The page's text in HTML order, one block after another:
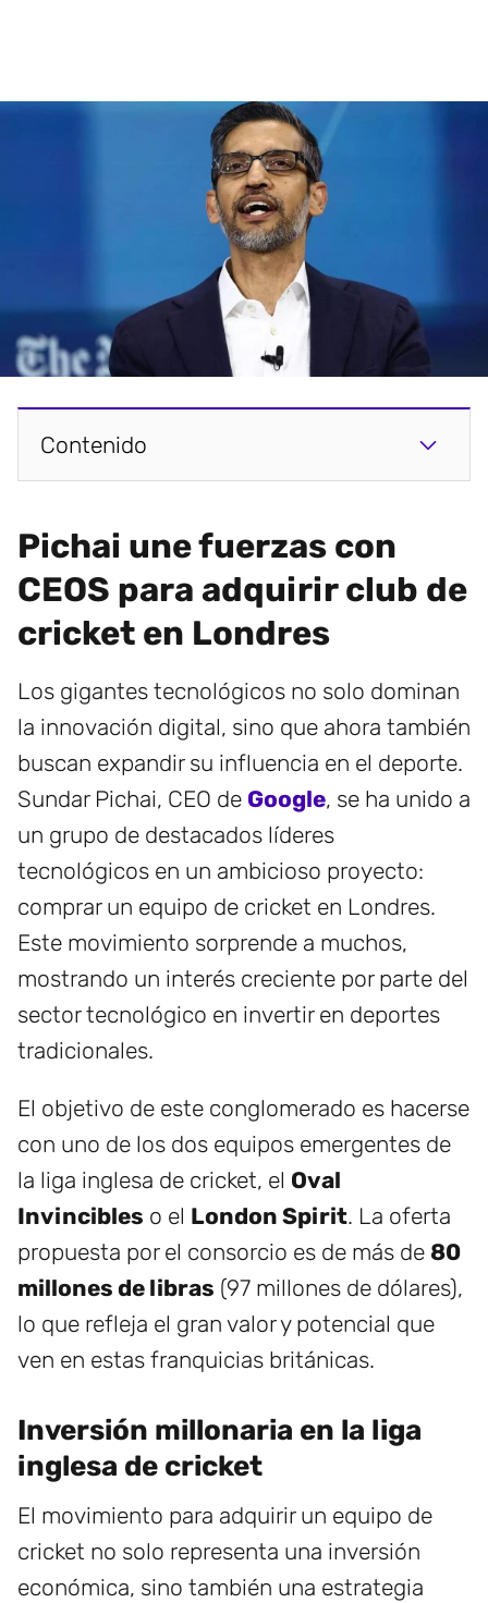
Contenido
Pichai une fuerzas con
CEOS para adquirir club de
cricket en Londres
Los gigantes tecnológicos no solo dominan
la innovación digital, sino que ahora también
buscan expandir su influencia en el deporte.
Sundar Pichai, CEO de Google, se ha unido a
un grupo de destacados líderes
tecnológicos en un ambicioso proyecto:
comprar un equipo de cricket en Londres.
Este movimiento sorprende a muchos,
mostrando un interés creciente por parte del
sector tecnológico en invertir en deportes
tradicionales.
El objetivo de este conglomerado es hacerse
con uno de los dos equipos emergentes de
la liga inglesa de cricket, el Oval
Invincibles o el London Spirit. La oferta
propuesta por el consorcio es de más de 80
millones de libras (97 millones de dólares),
lo que refleja el gran valor y potencial que
ven en estas franquicias británicas.
Inversión millonaria en la liga
inglesa de cricket
El movimiento para adquirir un equipo de
cricket no solo representa una inversión
económica, sino también una estrategia